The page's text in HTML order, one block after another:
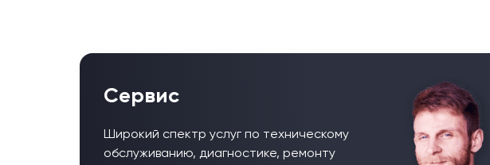
Сервис
Широкий спектр услуг по техническому
обслуживанию, диагностике, ремонту